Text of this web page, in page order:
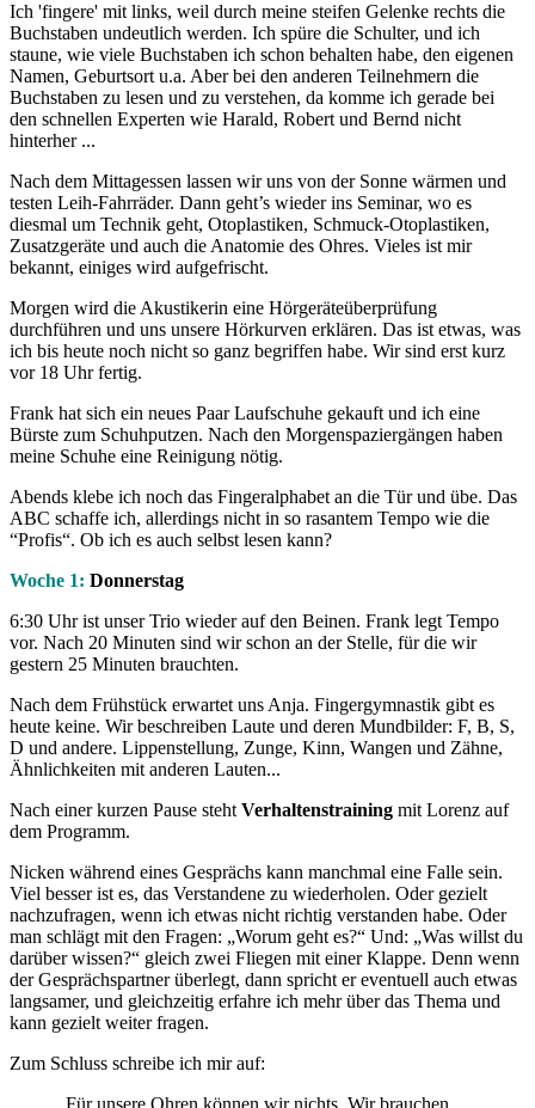
Ich 'fingere' mit links, weil durch meine steifen Gelenke rechts die
Buchstaben undeutlich werden. Ich spüre die Schulter, und ich
staune, wie viele Buchstaben ich schon behalten habe, den eigenen
Namen, Geburtsort u.a. Aber bei den anderen Teilnehmern die
Buchstaben zu lesen und zu verstehen, da komme ich gerade bei
den schnellen Experten wie Harald, Robert und Bernd nicht
hinterher ...
Nach dem Mittagessen lassen wir uns von der Sonne wärmen und
testen Leih-Fahrräder. Dann geht’s wieder ins Seminar, wo es
diesmal um Technik geht, Otoplastiken, Schmuck-Otoplastiken,
Zusatzgeräte und auch die Anatomie des Ohres. Vieles ist mir
bekannt, einiges wird aufgefrischt.
Morgen wird die Akustikerin eine Hörgeräteüberprüfung
durchführen und uns unsere Hörkurven erklären. Das ist etwas, was
ich bis heute noch nicht so ganz begriffen habe. Wir sind erst kurz
vor 18 Uhr fertig.
Frank hat sich ein neues Paar Laufschuhe gekauft und ich eine
Bürste zum Schuhputzen. Nach den Morgenspaziergängen haben
meine Schuhe eine Reinigung nötig.
Abends klebe ich noch das Fingeralphabet an die Tür und übe. Das
ABC schaffe ich, allerdings nicht in so rasantem Tempo wie die
“Profis“. Ob ich es auch selbst lesen kann?
Woche 1: Donnerstag
6:30 Uhr ist unser Trio wieder auf den Beinen. Frank legt Tempo
vor. Nach 20 Minuten sind wir schon an der Stelle, für die wir
gestern 25 Minuten brauchten.
Nach dem Frühstück erwartet uns Anja. Fingergymnastik gibt es
heute keine. Wir beschreiben Laute und deren Mundbilder: F, B, S,
D und andere. Lippenstellung, Zunge, Kinn, Wangen und Zähne,
Ähnlichkeiten mit anderen Lauten...
Nach einer kurzen Pause steht Verhaltenstraining mit Lorenz auf
dem Programm.
Nicken während eines Gesprächs kann manchmal eine Falle sein.
Viel besser ist es, das Verstandene zu wiederholen. Oder gezielt
nachzufragen, wenn ich etwas nicht richtig verstanden habe. Oder
man schlägt mit den Fragen: „Worum geht es?“ Und: „Was willst du
darüber wissen?“ gleich zwei Fliegen mit einer Klappe. Denn wenn
der Gesprächspartner überlegt, dann spricht er eventuell auch etwas
langsamer, und gleichzeitig erfahre ich mehr über das Thema und
kann gezielt weiter fragen.
Zum Schluss schreibe ich mir auf: